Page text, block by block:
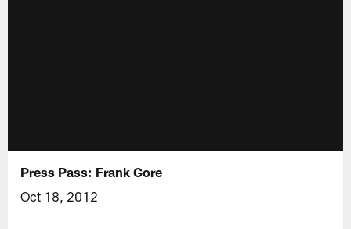
Press Pass: Frank Gore
Oct 18, 2012